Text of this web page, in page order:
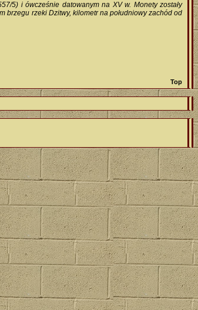
5) i ówcześnie datowanym na XV w. Monety zostały
brzegu rzeki Dzitwy, kilometr na południowy zachód od
Top